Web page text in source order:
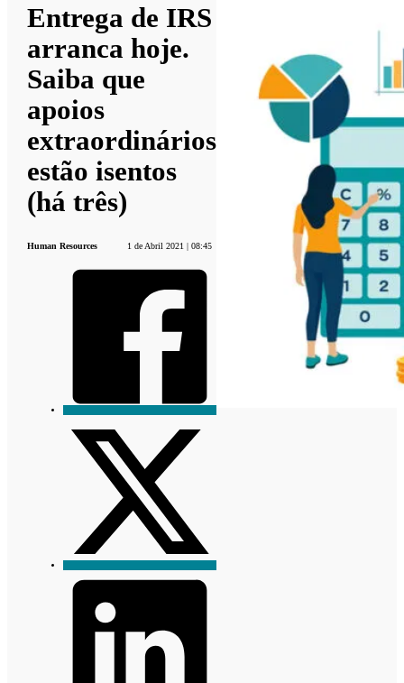
Entrega de IRS
arranca hoje.
Saiba que
apoios
extraordinários
estão isentos
(há três)
Human Resources 1 de Abril 2021 | 08:45